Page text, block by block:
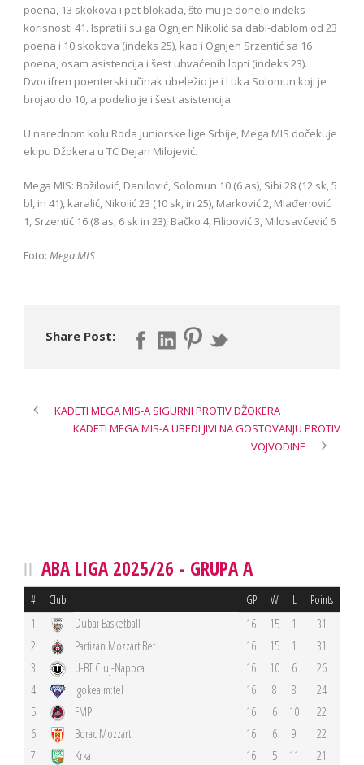
poena, 13 skokova i pet blokada, što mu je donelo indeks
korisnosti 41. Ispratili su ga Ognjen Nikolić sa dabl-dablom od 23
poena i 10 skokova (indeks 25), kao i Ognjen Srzentić sa 16
poena, osam asistencija i šest uhvaćenih lopti (indeks 23).
Dvocifren poenterski učinak ubeležio je i Luka Solomun koji je
brojao do 10, a podelio je i šest asistencija.
U narednom kolu Roda Juniorske lige Srbije, Mega MIS dočekuje
ekipu Džokera u TC Dejan Milojević.
Mega MIS: Božilović, Danilović, Solomun 10 (6 as), Sibi 28 (12 sk, 5
bl, in 41), karalić, Nikolić 23 (10 sk, in 25), Marković 2, Mlađenović
1, Srzentić 16 (8 as, 6 sk in 23), Bačko 4, Filipović 3, Milosavčević 6
Foto: Mega MIS
Share Post:
KADETI MEGA MIS-A SIGURNI PROTIV DŽOKERA
KADETI MEGA MIS-A UBEDLJIVI NA GOSTOVANJU PROTIV
VOJVODINE
ABA LIGA 2025/26 - GRUPA A
# Club GP W L Points
1 Dubai Basketball 16 15 1
31
2
Partizan Mozzart Bet 16 15 1
31
3
U-BT Cluj-Napoca 16 10 6
26
4
Igokea m:tel 16 8 8
24
5
FMP 16 6 10
22
6
Borac Mozzart 16 6 9
22
7
Krka 16 5 11
21